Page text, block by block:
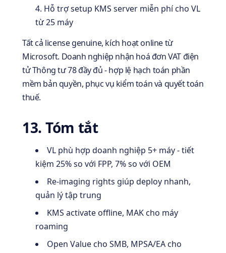
Hỗ trợ setup KMS server miễn phí cho VL
từ 25 máy
Tất cả license genuine, kích hoạt online từ
Microsoft. Doanh nghiệp nhận hoá đơn VAT điện
tử Thông tư 78 đầy đủ - hợp lệ hạch toán phần
mềm bản quyền, phục vụ kiểm toán và quyết toán
thuế.
13. Tóm tắt
VL phù hợp doanh nghiệp 5+ máy - tiết
kiệm 25% so với FPP, 7% so với OEM
Re-imaging rights giúp deploy nhanh,
quản lý tập trung
KMS activate offline, MAK cho máy
roaming
Open Value cho SMB, MPSA/EA cho